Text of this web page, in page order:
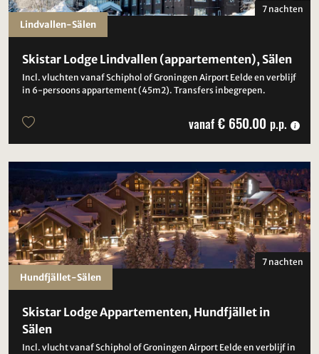
Skistar Lodge Lindvallen (appartementen), Sälen
Incl. vluchten vanaf Schiphol of Groningen Airport Eelde en verblijf
in 6-persoons appartement (45m2). Transfers inbegrepen.
7 nachten
vanaf € 650.00 p.p.
Lindvallen-Sälen
Skistar Lodge Appartementen, Hundfjället in
Sälen
Incl. vlucht vanaf Schiphol of Groningen Airport Eelde en verblijf in
7 nachten
Hundfjället-Sälen